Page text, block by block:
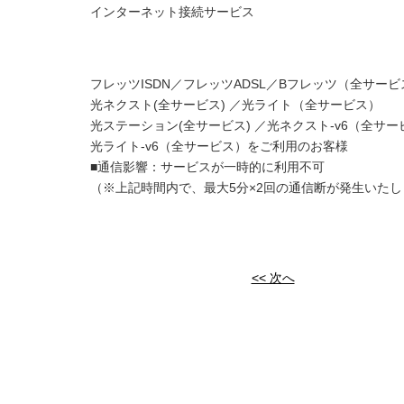
インターネット接続サービス
フレッツISDN／フレッツADSL／Bフレッツ（全サービ
光ネクスト(全サービス) ／光ライト（全サービス）
光ステーション(全サービス) ／光ネクスト-v6（全サー
光ライト-v6（全サービス）をご利用のお客様
■通信影響：サービスが一時的に利用不可
（※上記時間内で、最大5分×2回の通信断が発生いたし
<< 次へ